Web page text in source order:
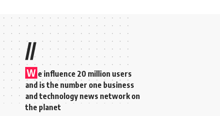
//
W e influence 20 million users
and is the number one business
and technology news network on
the planet